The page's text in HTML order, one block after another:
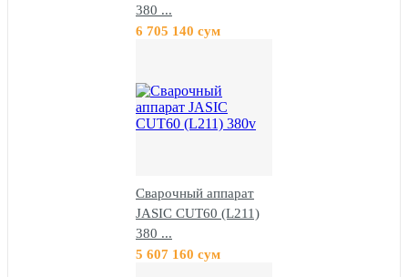
380 ...
6 705 140 сум
Сварочный аппарат
JASIC CUT60 (L211)
380 ...
5 607 160 сум